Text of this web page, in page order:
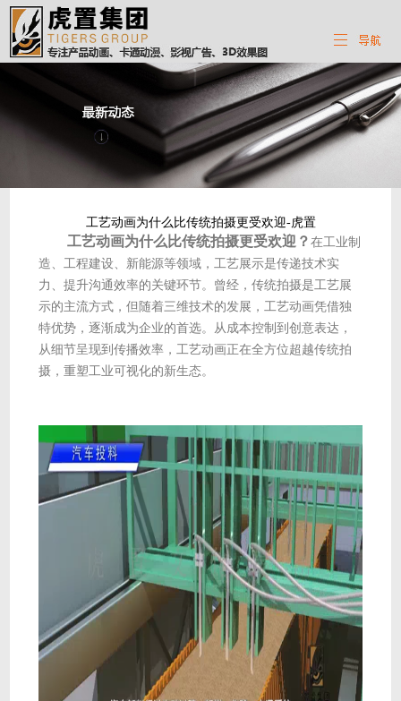
工艺动画为什么比传统拍摄更受欢迎-虎置
工艺动画为什么比传统拍摄更受欢迎？在工业制
造、工程建设、新能源等领域，工艺展示是传递技术实
力、提升沟通效率的关键环节。曾经，传统拍摄是工艺展
示的主流方式，但随着三维技术的发展，工艺动画凭借独
特优势，逐渐成为企业的首选。从成本控制到创意表达，
从细节呈现到传播效率，工艺动画正在全方位超越传统拍
摄，重塑工业可视化的新生态。